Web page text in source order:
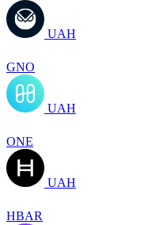
UAH
GNO
UAH
ONE
UAH
HBAR